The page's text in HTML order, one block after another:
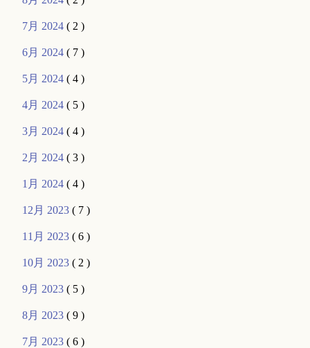
7月 2024( 2 )
6月 2024( 7 )
5月 2024( 4 )
4月 2024( 5 )
3月 2024( 4 )
2月 2024( 3 )
1月 2024( 4 )
12月 2023( 7 )
11月 2023( 6 )
10月 2023( 2 )
9月 2023( 5 )
8月 2023( 9 )
7月 2023( 6 )